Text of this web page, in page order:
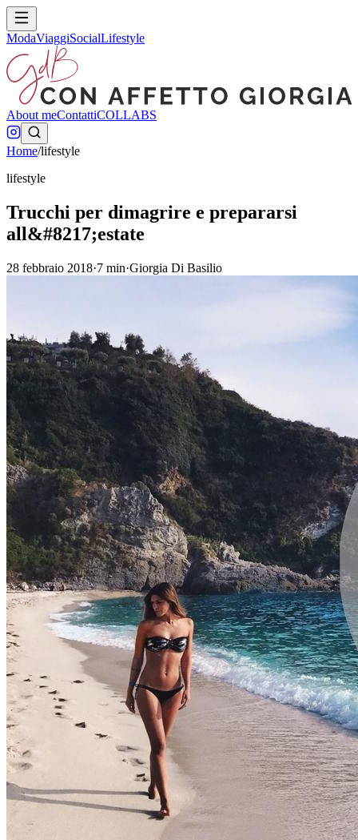
ModaViaggiSocialLifestyle
About meContattiCOLLABS
Home/lifestyle
lifestyle
Trucchi per dimagrire e prepararsi
all&#8217;estate
28 febbraio 2018·7 min·Giorgia Di Basilio